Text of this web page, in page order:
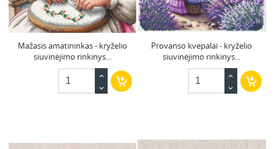
Mažasis amatininkas - kryželio
siuvinėjimo rinkinys...
Provanso kvepalai - kryželio
siuvinėjimo rinkinys...